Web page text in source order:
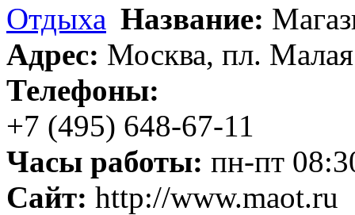
Название:
Адрес: Москва, пл.
Телефоны:
+7 (495) 648-67-11
Часы работы: пн-пт
Сайт: http://www.maot.ru